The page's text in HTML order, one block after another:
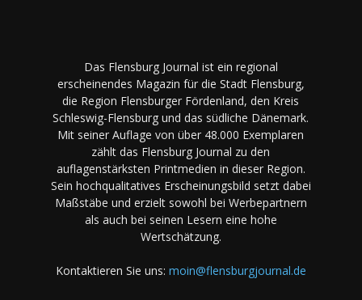
Das Flensburg Journal ist ein regional
erscheinendes Magazin für die Stadt Flensburg,
die Region Flensburger Fördenland, den Kreis
Schleswig-Flensburg und das südliche Dänemark.
Mit seiner Auflage von über 48.000 Exemplaren
zählt das Flensburg Journal zu den
auflagenstärksten Printmedien in dieser Region.
Sein hochqualitatives Erscheinungsbild setzt dabei
Maßstäbe und erzielt sowohl bei Werbepartnern
als auch bei seinen Lesern eine hohe
Wertschätzung.
Kontaktieren Sie uns: moin@flensburgjournal.de